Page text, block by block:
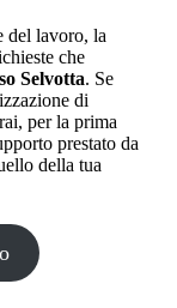
del lavoro, la
che
Selvotta. Se
di
per la prima
prestato da
della tua